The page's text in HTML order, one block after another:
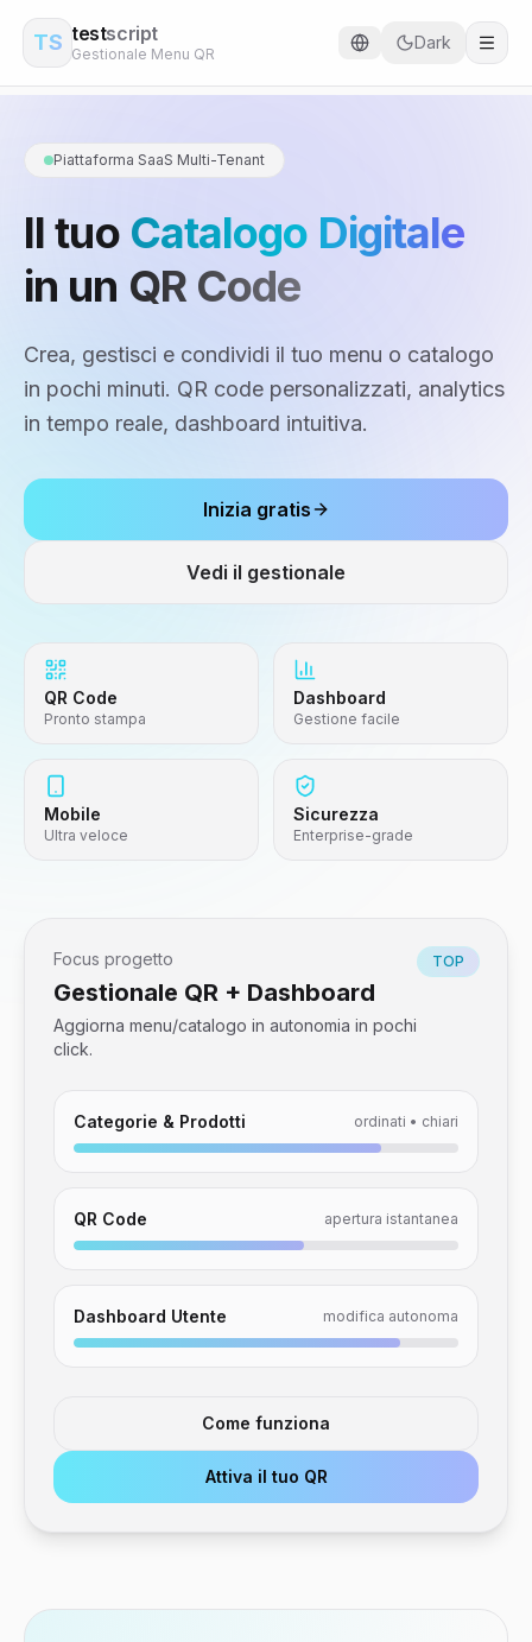
TS testscript
Gestionale Menu QR
Dark
Piattaforma SaaS Multi-Tenant
Il tuo Catalogo Digitale
in un QR Code
Crea, gestisci e condividi il tuo menu o catalogo
in pochi minuti. QR code personalizzati, analytics
in tempo reale, dashboard intuitiva.
Inizia gratis
Vedi il gestionale
QR Code
Pronto stampa
Dashboard
Gestione facile
Mobile
Ultra veloce
Sicurezza
Enterprise-grade
Focus progetto
Gestionale QR + Dashboard
Aggiorna menu/catalogo in autonomia in pochi
click.
TOP
Categorie & Prodotti ordinati • chiari
QR Code apertura istantanea
Dashboard Utente modifica autonoma
Come funziona
Attiva il tuo QR